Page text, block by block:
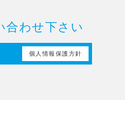
わせ下さい
個人情報保護方針